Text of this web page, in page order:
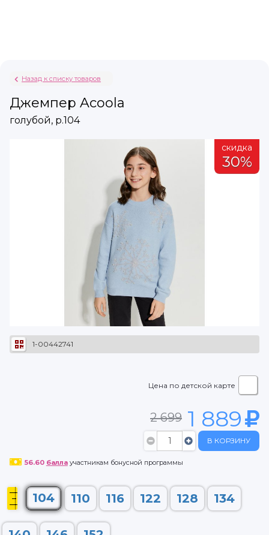
Назад к списку товаров
Джемпер Acoola
голубой, р.104
скидка
30%
1-00442741
Цена по детской карте
2 699 1 889
В КОРЗИНУ
56.60 баллаучастникам бонусной программы
104 110 116 122 128 134